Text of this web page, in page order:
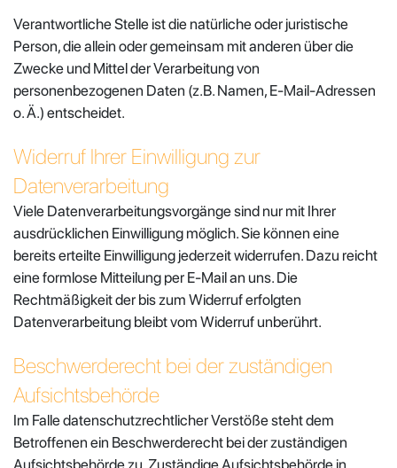
Verantwortliche Stelle ist die natürliche oder juristische
Person, die allein oder gemeinsam mit anderen über die
Zwecke und Mittel der Verarbeitung von
personenbezogenen Daten (z.B. Namen, E-Mail-Adressen
o. Ä.) entscheidet.
Widerruf Ihrer Einwilligung zur
Datenverarbeitung
Viele Datenverarbeitungsvorgänge sind nur mit Ihrer
ausdrücklichen Einwilligung möglich. Sie können eine
bereits erteilte Einwilligung jederzeit widerrufen. Dazu reicht
eine formlose Mitteilung per E-Mail an uns. Die
Rechtmäßigkeit der bis zum Widerruf erfolgten
Datenverarbeitung bleibt vom Widerruf unberührt.
Beschwerderecht bei der zuständigen
Aufsichtsbehörde
Im Falle datenschutzrechtlicher Verstöße steht dem
Betroffenen ein Beschwerderecht bei der zuständigen
Aufsichtsbehörde zu. Zuständige Aufsichtsbehörde in